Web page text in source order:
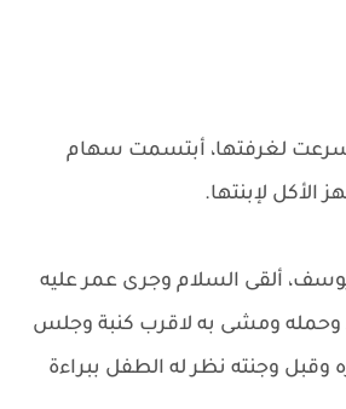
لغرفتها، أبتسمت سهام
الأكل لإبنتها.
ألقى السلام وجرى عمر عليه
وحمله ومشى به لاقرب كنبة وجلس
وقبل وجنته نظر له الطفل ببراءة